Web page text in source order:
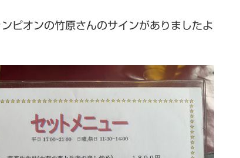
ピオンの竹原さんのサインがありましたよ